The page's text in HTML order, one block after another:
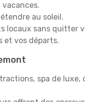
au soleil.
locaux sans quitter
et vos départs.
spa de luxe,